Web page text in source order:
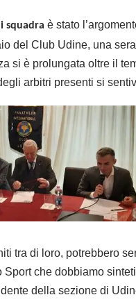
squadra è stato
del Club Udine, una
si è prolungata oltre il
arbitri presenti si
tra di loro, potrebbero
Sport che dobbiamo
della sezione di